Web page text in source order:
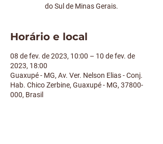
do Sul de Minas Gerais.
Horário e local
08 de fev. de 2023, 10:00 – 10 de fev. de
2023, 18:00
Guaxupé - MG, Av. Ver. Nelson Elias - Conj.
Hab. Chico Zerbine, Guaxupé - MG, 37800-
000, Brasil